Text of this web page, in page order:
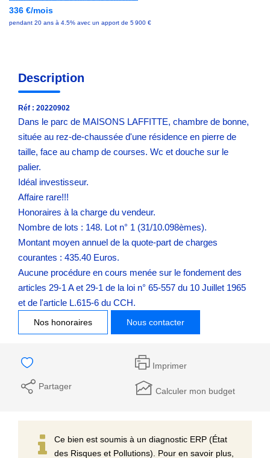
336 €/mois
pendant 20 ans à 4.5% avec un apport de 5 900 €
Description
Réf : 20220902
Dans le parc de MAISONS LAFFITTE, chambre de bonne,
située au rez-de-chaussée d'une résidence en pierre de
taille, face au champ de courses. Wc et douche sur le
palier.
Idéal investisseur.
Affaire rare!!!
Honoraires à la charge du vendeur.
Nombre de lots : 148. Lot n° 1 (31/10.098èmes).
Montant moyen annuel de la quote-part de charges
courantes : 435.40 Euros.
Aucune procédure en cours menée sur le fondement des
articles 29-1 A et 29-1 de la loi n° 65-557 du 10 Juillet 1965
et de l'article L.615-6 du CCH.
Nos honoraires Nous contacter
Imprimer
Partager Calculer mon budget
Ce bien est soumis à un diagnostic ERP (État
des Risques et Pollutions). Pour en savoir plus,